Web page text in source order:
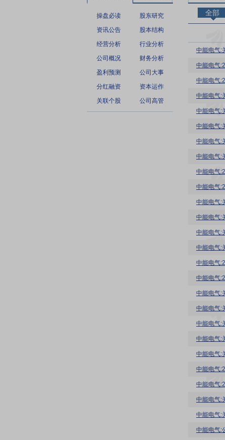
操盘必读
股东研究
资讯公告
股本结构
经营分析
行业分析
公司概况
财务分析
盈利预测
公司大事
分红融资
资本运作
关联个股
公司高管
全部
中能电气:
中能电气
中能电气
中能电气:
中能电气:
中能电气:
中能电气:
中能电气:
中能电气
中能电气
中能电气:
中能电气:
中能电气:
中能电气:
中能电气
中能电气
中能电气:
中能电气:
中能电气:
中能电气:
中能电气:
中能电气
中能电气
中能电气:
中能电气:
中能电气: